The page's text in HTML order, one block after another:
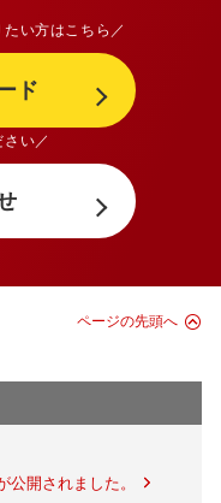
い方はこちら／
ド
い／
ページの先頭へ
公開されました。